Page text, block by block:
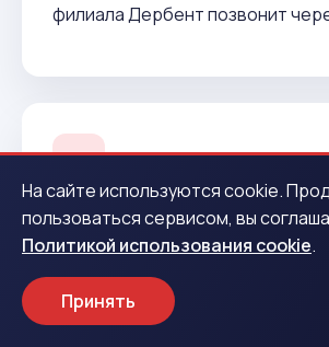
филиала Дербент позвонит
2
Подтверждение
Согласуем условия и
вашего приезда.
На сайте используются cookie.
пользоваться сервисом, вы
Политикой использования cookie.
Принять